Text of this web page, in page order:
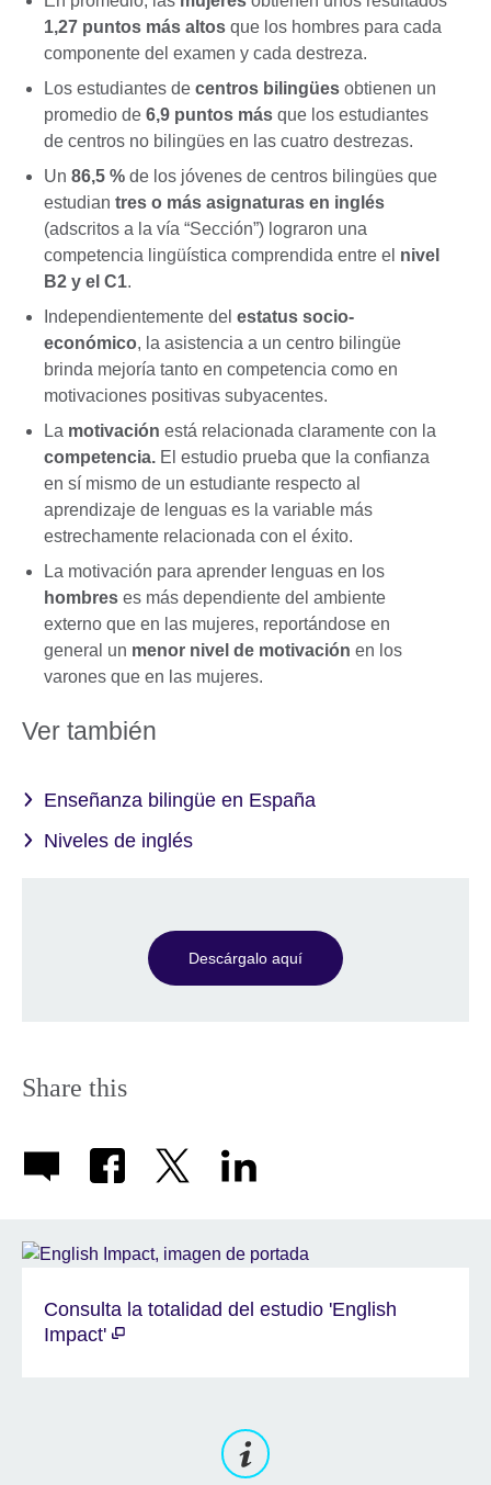
1,27 puntos más altos que los hombres para cada
componente del examen y cada destreza.
Los estudiantes de centros bilingües obtienen un
promedio de 6,9 puntos más que los estudiantes
de centros no bilingües en las cuatro destrezas.
Un 86,5 % de los jóvenes de centros bilingües que
estudian tres o más asignaturas en inglés
(adscritos a la vía “Sección”) lograron una
competencia lingüística comprendida entre el nivel
B2 y el C1.
Independientemente del estatus socio-
económico, la asistencia a un centro bilingüe
brinda mejoría tanto en competencia como en
motivaciones positivas subyacentes.
La motivación está relacionada claramente con la
competencia. El estudio prueba que la confianza
en sí mismo de un estudiante respecto al
aprendizaje de lenguas es la variable más
estrechamente relacionada con el éxito.
La motivación para aprender lenguas en los
hombres es más dependiente del ambiente
externo que en las mujeres, reportándose en
general un menor nivel de motivación en los
varones que en las mujeres.
Ver también
Enseñanza bilingüe en España
Niveles de inglés
Descárgalo aquí
Share this
Consulta la totalidad del estudio 'English
Impact'